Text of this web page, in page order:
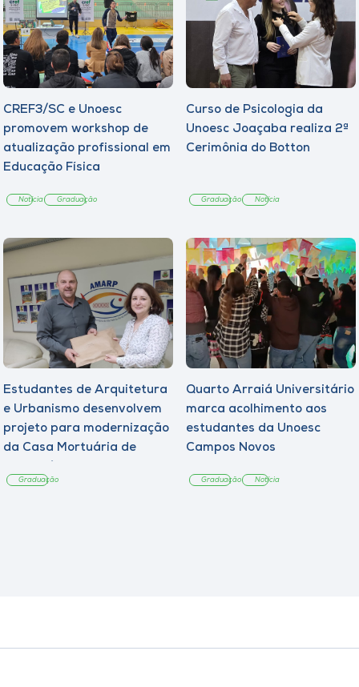
CREF3/SC e Unoesc
promovem workshop de
atualização profissional em
Educação Física
Notícia Graduação
Curso de Psicologia da
Unoesc Joaçaba realiza 2ª
Cerimônia do Botton
Graduação Notícia
Estudantes de Arquitetura
e Urbanismo desenvolvem
projeto para modernização
da Casa Mortuária de
Graduação
Quarto Arraiá Universitário
marca acolhimento aos
estudantes da Unoesc
Campos Novos
Graduação Notícia